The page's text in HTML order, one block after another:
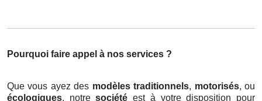
Pourquoi faire appel à nos services ?
Que vous ayez des modèles traditionnels, motorisés, ou
écologiques, notresociété est à votre disposition pour